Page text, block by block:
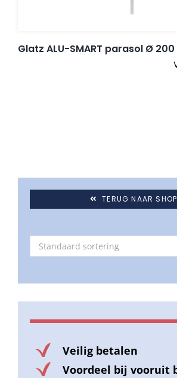
Glatz ALU-SMART parasol Ø
TERUG NAAR SHOP
Veilig betalen
Voordeel bij vooruit